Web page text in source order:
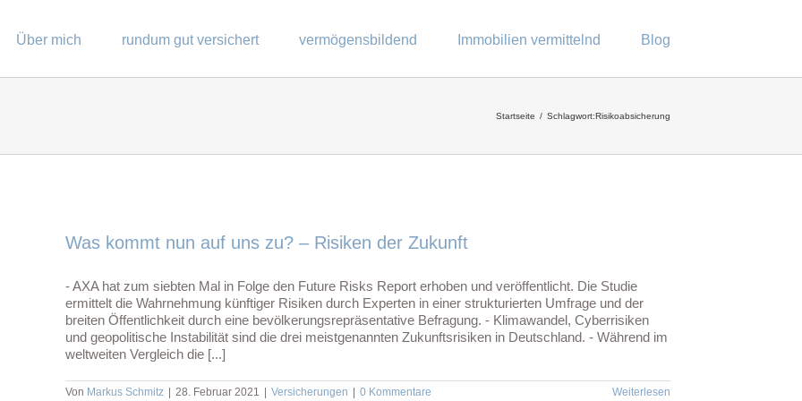
Über mich rundum gut versichert vermögensbildend Immobilien vermittelnd Blog
Startseite Schlagwort:Risikoabsicherung
Was kommt nun auf uns zu? – Risiken der Zukunft
- AXA hat zum siebten Mal in Folge den Future Risks Report erhoben und veröffentlicht. Die Studie
ermittelt die Wahrnehmung künftiger Risiken durch Experten in einer strukturierten Umfrage und der
breiten Öffentlichkeit durch eine bevölkerungsrepräsentative Befragung. - Klimawandel, Cyberrisiken
und geopolitische Instabilität sind die drei meistgenannten Zukunftsrisiken in Deutschland. - Während im
weltweiten Vergleich die [...]
Von Markus Schmitz 28. Februar 2021 Versicherungen 0 Kommentare Weiterlesen